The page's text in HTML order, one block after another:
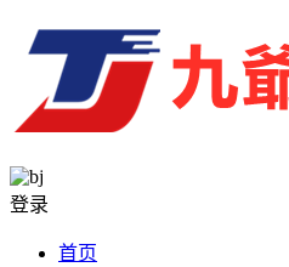
登录
首页